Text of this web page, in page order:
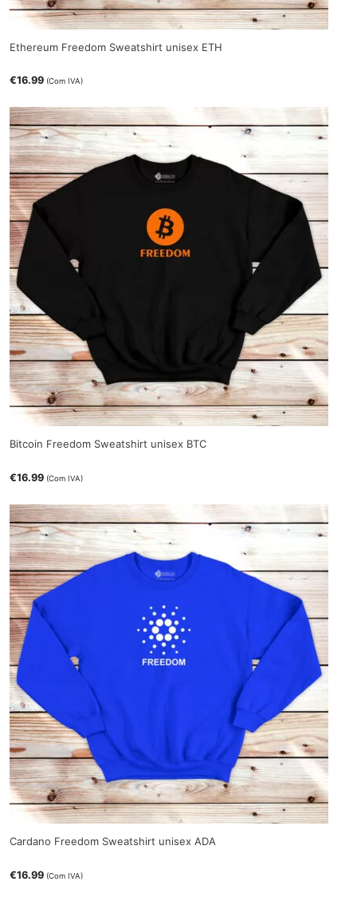
Ethereum Freedom Sweatshirt unisex ETH
€16.99 (Com IVA)
Bitcoin Freedom Sweatshirt unisex BTC
€16.99 (Com IVA)
Cardano Freedom Sweatshirt unisex ADA
€16.99 (Com IVA)